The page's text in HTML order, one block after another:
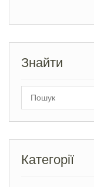
Знайти
Категорії